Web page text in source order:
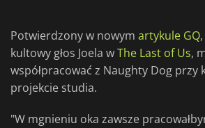
Potwierdzony w nowym artykule GQ
kultowy głos Joela wThe Last of Us,
współpracować z Naughty Dog przy
projekcie studia.
"W mgnieniu oka zawsze